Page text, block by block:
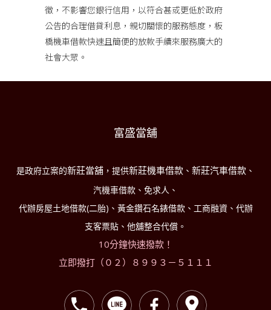
徵，不影響您銀行信用，以符合甚或更低於政府
公告的合理借貸利息，親切關懷的服務態度，板
橋機車借款快速且簡便的放款手續來服務廣大的
社會大眾。
富盛當舖
是政府立案的新莊當舖 ，提供新莊機車借款 、 新莊汽車借款 、
汽機車借款、免求人、
代辦房屋土地借款(二胎)、黃金鑽石名錶借款、工商融資、代辦
支客票貼、他舖整合代償。
10分鐘快速撥款！
立即撥打（０２）８９９３－５１１１